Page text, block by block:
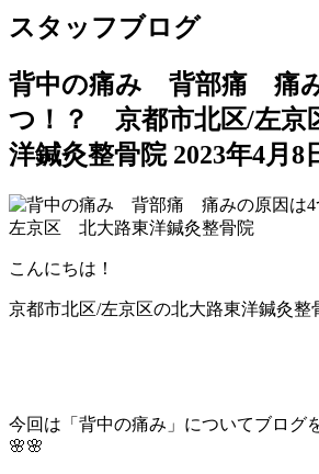
スタッフブログ
背中の痛み 背部痛 痛
つ！？ 京都市北区/左
洋鍼灸整骨院 2023年4月8
こんにちは！
京都市北区/左京区の北大路東洋鍼灸
今回は「背中の痛み」についてブログ
🌸🌸